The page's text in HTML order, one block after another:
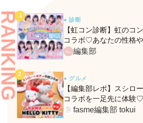
● 診断
【虹コン診断】虹のコ
コラボ♡あなたの性格
ンバーがわかる、fasme
編集部
● グルメ
【編集部レポ】スシロ
コラボを一足先に体験
定メニュー＆グッズをレ
fasme編集部 tokui